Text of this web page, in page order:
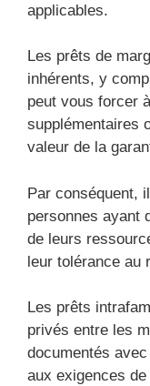
applicables.
Les prêts de
inhérents, y
peut vous forcer
supplémentaires
valeur de la
Par conséquent,
personnes ayant
de leurs
leur tolérance au
Les prêts
privés entre les
documentés
aux exigences de